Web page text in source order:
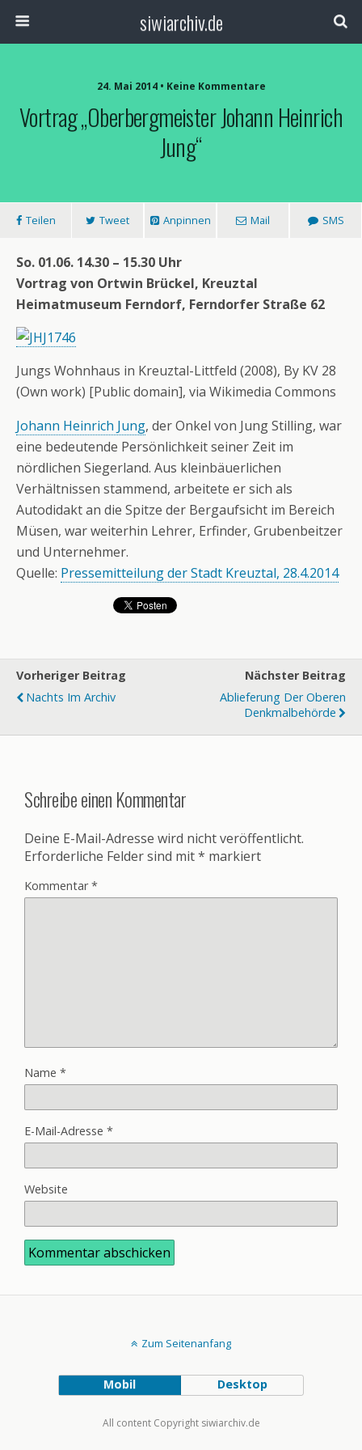
siwiarchiv.de
24. Mai 2014 • Keine Kommentare
Vortrag „Oberbergmeister Johann Heinrich
Jung“
Teilen Tweet Anpinnen Mail SMS
So. 01.06. 14.30 – 15.30 Uhr
Vortrag von Ortwin Brückel, Kreuztal
Heimatmuseum Ferndorf, Ferndorfer Straße 62
Jungs Wohnhaus in Kreuztal-Littfeld (2008), By KV 28
(Own work) [Public domain], via Wikimedia Commons
Johann Heinrich Jung, der Onkel von Jung Stilling, war
eine bedeutende Persönlichkeit seiner Zeit im
nördlichen Siegerland. Aus kleinbäuerlichen
Verhältnissen stammend, arbeitete er sich als
Autodidakt an die Spitze der Bergaufsicht im Bereich
Müsen, war weiterhin Lehrer, Erfinder, Grubenbeitzer
und Unternehmer.
Quelle: Pressemitteilung der Stadt Kreuztal, 28.4.2014
Vorheriger Beitrag
Nachts Im Archiv
Nächster Beitrag
Ablieferung Der Oberen
Denkmalbehörde
Schreibe einen Kommentar
Deine E-Mail-Adresse wird nicht veröffentlicht.
Erforderliche Felder sind mit* markiert
Kommentar*
Name *
E-Mail-Adresse *
Website
Zum Seitenanfang
Mobil Desktop
All content Copyright siwiarchiv.de